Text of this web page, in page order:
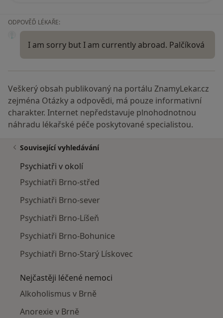
ODPOVĚĎ LÉKAŘE:
I am sorry but I am currently abroad. Palčíková
Veškerý obsah publikovaný na portálu ZnamyLekar.cz
zejména Otázky a odpovědi, má pouze informativní
charakter. Internet nepředstavuje plnohodnotnou
náhradu lékařské péče poskytované specialistou.
Související vyhledávání
Psychiatři v okolí
Psychiatři Brno-střed
Psychiatři Brno-sever
Psychiatři Brno-Líšeň
Psychiatři Brno-Bohunice
Psychiatři Brno-Starý Lískovec
Nejčastěji léčené nemoci
Alkoholismus v Brně
Anorexie v Brně